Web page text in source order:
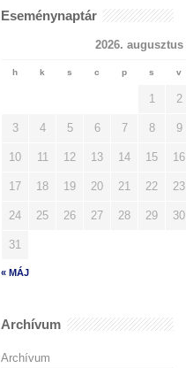
Eseménynaptár
2026. augusztus
h k s c p s v
« MÁJ
1 2
3 4 5 6 7 8 9
10 11 12 13 14 15 16
17 18 19 20 21 22 23
24 25 26 27 28 29 30
31
Archívum
Archívum